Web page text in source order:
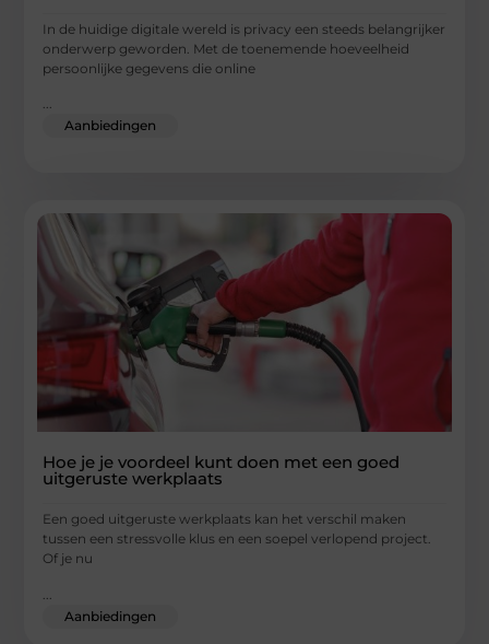
In de huidige digitale wereld is privacy een steeds belangrijker
onderwerp geworden. Met de toenemende hoeveelheid
persoonlijke gegevens die online
...
Aanbiedingen
Hoe je je voordeel kunt doen met een goed
uitgeruste werkplaats
Een goed uitgeruste werkplaats kan het verschil maken
tussen een stressvolle klus en een soepel verlopend project.
Of je nu
Aanbiedingen